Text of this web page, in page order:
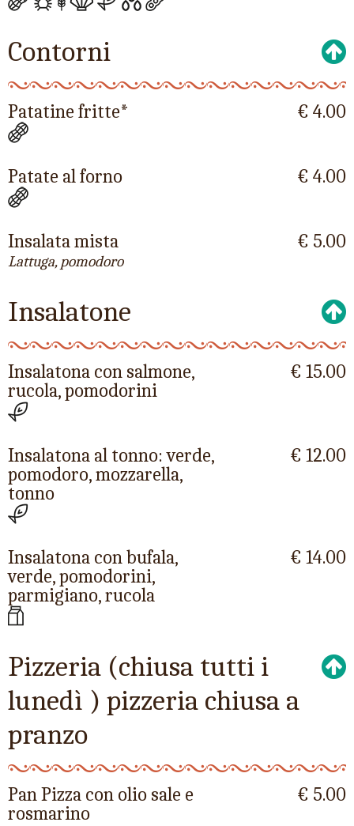
Contorni
Patatine fritte* € 4.00
Patate al forno € 4.00
Insalata mista
Lattuga, pomodoro
€ 5.00
Insalatone
Insalatona con salmone,
rucola, pomodorini
€ 15.00
Insalatona al tonno: verde,
pomodoro, mozzarella,
tonno
€ 12.00
Insalatona con bufala,
verde, pomodorini,
parmigiano, rucola
€ 14.00
Pizzeria (chiusa tutti i
lunedì ) pizzeria chiusa a
pranzo
Pan Pizza con olio sale e
rosmarino
€ 5.00